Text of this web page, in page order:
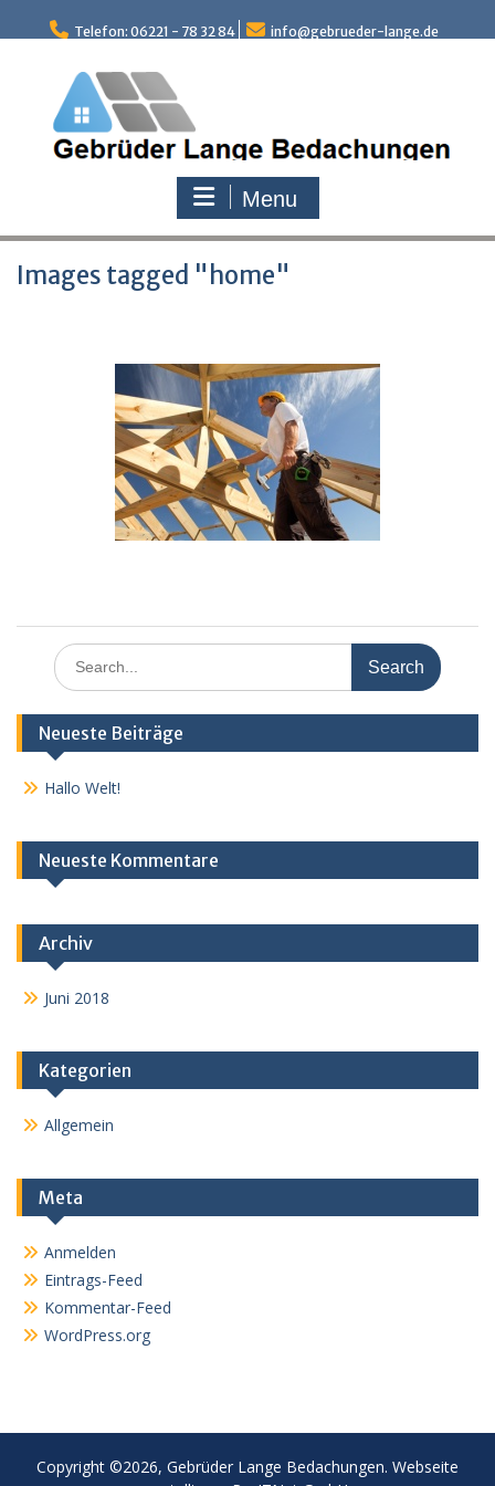
to
Telefon: 06221 - 78 32 84 info@gebrueder-lange.de
Menu
Images tagged "home"
Search
for:
Neueste Beiträge
Hallo Welt!
Neueste Kommentare
Archiv
Juni 2018
Kategorien
Allgemein
Meta
Anmelden
Eintrags-Feed
Kommentar-Feed
WordPress.org
Copyright ©2026, Gebrüder Lange Bedachungen. Webseite